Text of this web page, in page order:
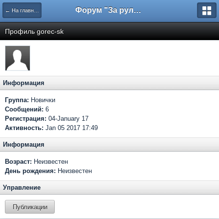
← На главную Форум "За рулем"
Профиль gorec-sk
Информация
Группа: Новички
Сообщений: 6
Регистрация: 04-January 17
Активность: Jan 05 2017 17:49
Информация
Возраст: Неизвестен
День рождения: Неизвестен
Управление
Публикации